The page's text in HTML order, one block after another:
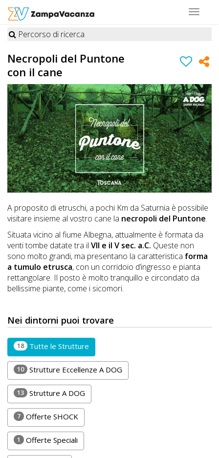
Toggle
STRUTTURE
A
DOG
LUOGHI
A
DOG
OFFERTE
A
DOG
INFO
A
CHIEDI
CODICE
SCONTO
Video
Tutorial
Lavora
con
Percorso di ricerca
Necropoli del Puntone
con il cane
A proposito di etruschi, a pochi Km da Saturnia è possibile
visitare insieme al vostro cane la necropoli del Puntone.
Situata vicino al fiume Albegna, attualmente è formata da
venti tombe datate tra il VII e il V sec. a.C. Queste non
sono molto grandi, ma presentano la caratteristica forma
a tumulo etrusca, con un corridoio d’ingresso e pianta
rettangolare. Il posto è molto tranquillo e circondato da
bellissime piante, come i sicomori.
Nei dintorni puoi trovare
18 Tutte le Strutture
10 Strutture Eccellenze A DOG
13 Strutture A DOG
7 Offerte SHOCK
1 Offerte Speciali